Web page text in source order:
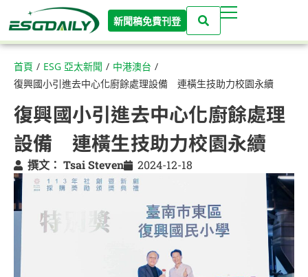
新聞稿免費刊登
首頁 / ESG 亞太新聞 / 中港澳台 /
復興國小引進去中心化廚餘處理設備 連橫生技助力校園永續
復興國小引進去中心化廚餘處理
設備 連橫生技助力校園永續
撰文： Tsai Steven 2024-12-18